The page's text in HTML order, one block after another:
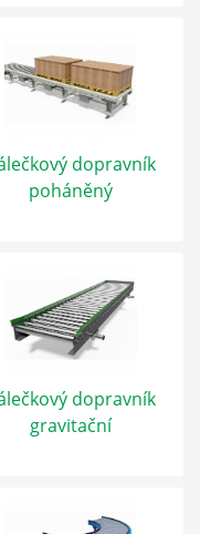
dopravník
poháněný
dopravník
gravitační